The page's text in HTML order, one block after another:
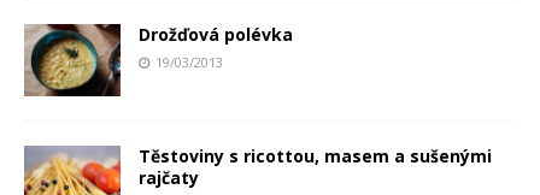
Drožďová polévka
19/03/2013
Těstoviny s ricottou, masem a sušenými
rajčaty